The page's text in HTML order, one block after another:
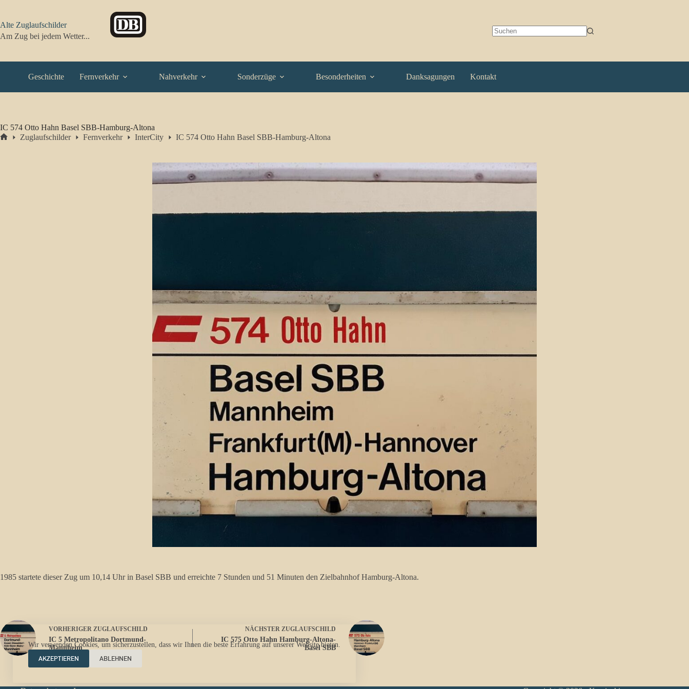
springen
Wir verwenden Cookies, um sicherzustellen, dass wir Ihnen die beste Erfahrung auf unserer Website bieten.
AKZEPTIEREN
ABLEHNEN
Alte Zuglaufschilder
Am Zug bei jedem Wetter...
Geschichte Fernverkehr Nahverkehr Sonderzüge Besonderheiten Danksagungen Kontakt
IC 574 Otto Hahn Basel SBB-Hamburg-Altona
Zuglaufschilder Fernverkehr InterCity IC 574 Otto Hahn Basel SBB-Hamburg-Altona
1985 startete dieser Zug um 10,14 Uhr in Basel SBB und erreichte 7 Stunden und 51 Minuten den Zielbahnhof Hamburg-Altona.
VORHERIGER ZUGLAUFSCHILD
IC 5 Metropolitano Dortmund-
Mannheim
NÄCHSTER ZUGLAUFSCHILD
IC 575 Otto Hahn Hamburg-Altona-
Basel SBB